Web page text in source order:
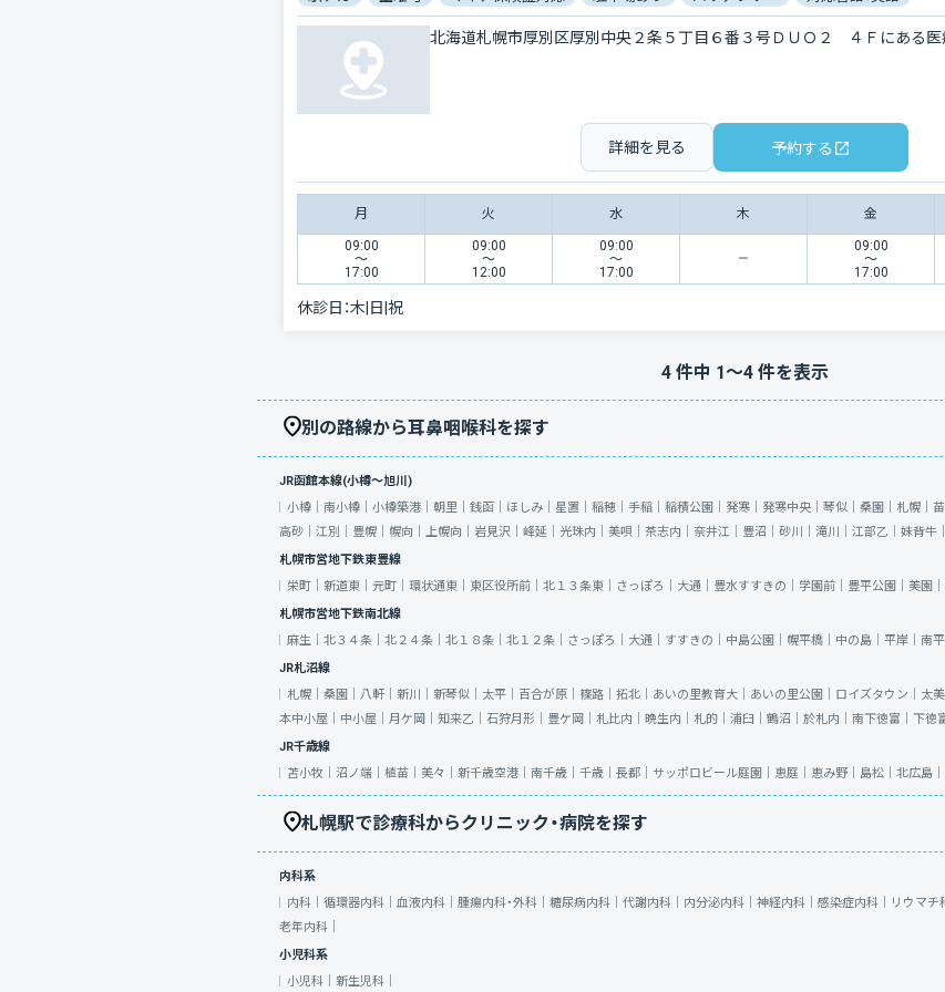
北海道札幌市厚別区厚別中央２条５丁目６番３号ＤＵＯ２ ４Ｆにある医
詳細を見る 予約する
月 火 水 木 金
09:00
〜
17:00
09:00
〜
12:00
09:00
〜
17:00
09:00
〜
17:00
休診日：木|日|祝
4件中 1〜4件を表示
別の路線から耳鼻咽喉科を探す
JR函館本線(小樽～旭川)
小樽｜ 南小樽｜ 小樽築港｜ 朝里｜ 銭函｜ ほしみ｜ 星置｜ 稲穂｜ 手稲｜ 稲積公園｜ 発寒｜ 発寒中央｜ 琴似｜ 桑園｜ 札幌｜ 苗
高砂｜ 江別｜ 豊幌｜ 幌向｜ 上幌向｜ 岩見沢｜ 峰延｜ 光珠内｜ 美唄｜ 茶志内｜ 奈井江｜ 豊沼｜ 砂川｜ 滝川｜ 江部乙｜ 妹背牛｜
札幌市営地下鉄東豊線
栄町｜ 新道東｜ 元町｜ 環状通東｜ 東区役所前｜ 北１３条東｜ さっぽろ｜ 大通｜ 豊水すすきの｜ 学園前｜ 豊平公園｜ 美園｜
札幌市営地下鉄南北線
麻生｜ 北３４条｜ 北２４条｜ 北１８条｜ 北１２条｜ さっぽろ｜ 大通｜ すすきの｜ 中島公園｜ 幌平橋｜ 中の島｜ 平岸｜ 南平
JR札沼線
札幌｜ 桑園｜ 八軒｜ 新川｜ 新琴似｜ 太平｜ 百合が原｜ 篠路｜ 拓北｜ あいの里教育大｜ あいの里公園｜ ロイズタウン｜ 太美
本中小屋｜ 中小屋｜ 月ケ岡｜ 知来乙｜ 石狩月形｜ 豊ケ岡｜ 札比内｜ 晩生内｜ 札的｜ 浦臼｜ 鶴沼｜ 於札内｜ 南下徳富｜ 下徳
JR千歳線
苫小牧｜ 沼ノ端｜ 植苗｜ 美々｜ 新千歳空港｜ 南千歳｜ 千歳｜ 長都｜ サッポロビール庭園｜ 恵庭｜ 恵み野｜ 島松｜ 北広島｜
札幌駅で診療科からクリニック・病院を探す
内科系
内科｜ 循環器内科｜ 血液内科｜ 腫瘍内科・外科｜ 糖尿病内科｜ 代謝内科｜ 内分泌内科｜ 神経内科｜ 感染症内科｜ リウマチ
老年内科｜
小児科系
小児科｜ 新生児科｜